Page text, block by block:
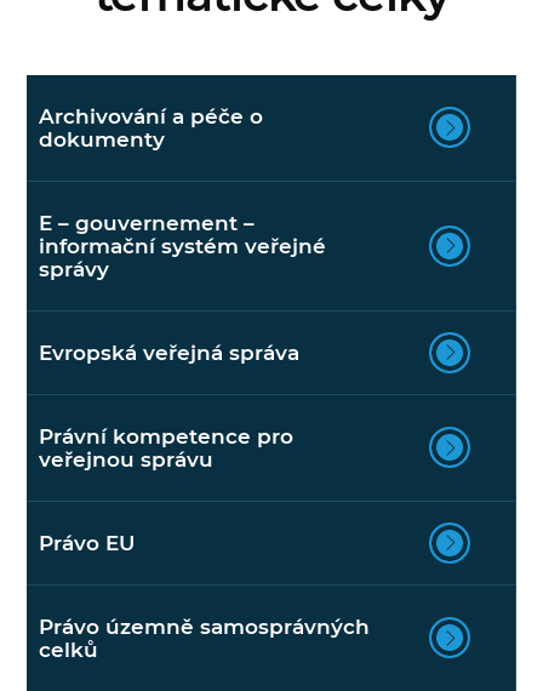
Archivování a péče o
dokumenty
E – gouvernement –
informační systém veřejné
správy
Evropská veřejná správa
Právní kompetence pro
veřejnou správu
Právo EU
Právo územně samosprávných
celků